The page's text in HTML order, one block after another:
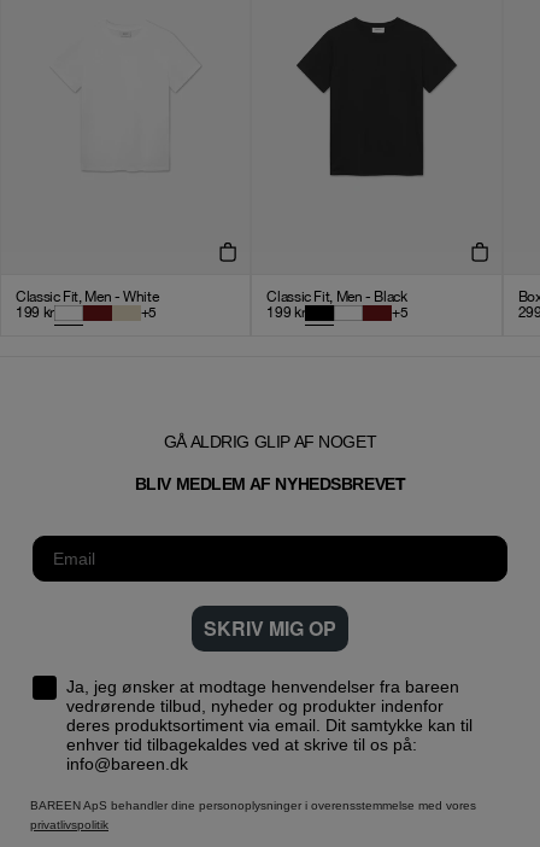
Classic Fit, Men - White
199 kr +5
Classic Fit, Men - Black
199 kr +5
GÅ ALDRIG GLIP AF NOGET
BLIV MEDLEM AF NYHEDSBREVET
SKRIV MIG OP
Ja, jeg ønsker at modtage henvendelser fra bareen
vedrørende tilbud, nyheder og produkter indenfor
deres produktsortiment via email. Dit samtykke kan til
enhver tid tilbagekaldes ved at skrive til os på:
info@bareen.dk
BAREEN ApS behandler dine personoplysninger i overensstemmelse med vores
privatlivspolitik